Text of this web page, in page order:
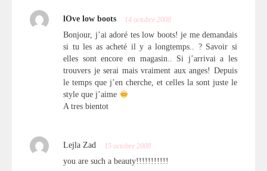
lOve low boots 14 octobre 2008
Bonjour, j’ai adoré tes low boots! je me demandais
si tu les as acheté il y a longtemps.. ? Savoir si
elles sont encore en magasin.. Si j’arrivai a les
trouvers je serai mais vraiment aux anges! Depuis
le temps que j’en cherche, et celles la sont juste le
style que j’aime
A tres bientot
Lejla Zad 15 octobre 2008
you are such a beauty!!!!!!!!!!!